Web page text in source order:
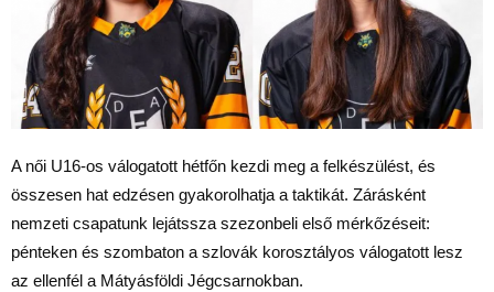
A női U16-os válogatott hétfőn kezdi meg a felkészülést, és
összesen hat edzésen gyakorolhatja a taktikát. Zárásként
nemzeti csapatunk lejátssza szezonbeli első mérkőzéseit:
pénteken és szombaton a szlovák korosztályos válogatott lesz
az ellenfél a Mátyásföldi Jégcsarnokban.